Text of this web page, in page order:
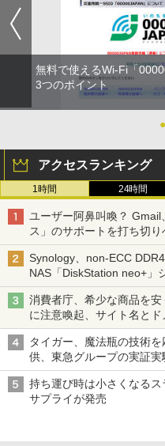
無料で使えるWi-Fi「
3つのポイント
●
アクセスランキング
1時間 24時間
ユーザー阿鼻叫喚？
ス」のサポートを打ち切り
Synology、non-ECC
NAS「DiskStation neo+」
ECCメモリへのアップグ
消費者庁、希少な商品を
に注意喚起、サイト名と
タイガー、魔法瓶の技術
供、東急グループの実証
ル TIVIP」
持ち運び時は小さくなる
サプライが発売